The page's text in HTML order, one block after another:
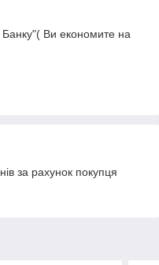
Ви економите на
за рахунок покупця